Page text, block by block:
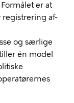
er at
registrering af-
og særlige
én model